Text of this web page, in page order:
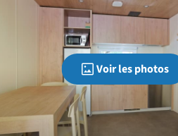
Voir les photos